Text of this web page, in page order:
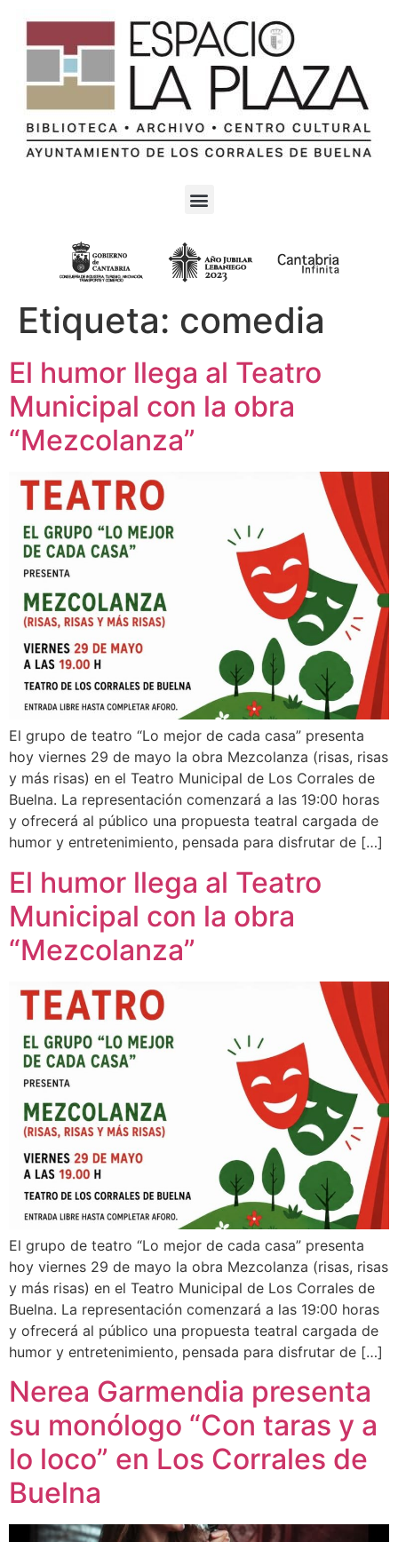
Etiqueta: comedia
El humor llega al Teatro
Municipal con la obra
“Mezcolanza”
El grupo de teatro “Lo mejor de cada casa” presenta
hoy viernes 29 de mayo la obra Mezcolanza (risas, risas
y más risas) en el Teatro Municipal de Los Corrales de
Buelna. La representación comenzará a las 19:00 horas
y ofrecerá al público una propuesta teatral cargada de
humor y entretenimiento, pensada para disfrutar de […]
El humor llega al Teatro
Municipal con la obra
“Mezcolanza”
El grupo de teatro “Lo mejor de cada casa” presenta
hoy viernes 29 de mayo la obra Mezcolanza (risas, risas
y más risas) en el Teatro Municipal de Los Corrales de
Buelna. La representación comenzará a las 19:00 horas
y ofrecerá al público una propuesta teatral cargada de
humor y entretenimiento, pensada para disfrutar de […]
Nerea Garmendia presenta
su monólogo “Con taras y a
lo loco” en Los Corrales de
Buelna